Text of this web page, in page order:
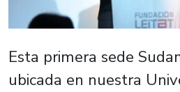
Esta primera sede
ubicada en nuestra